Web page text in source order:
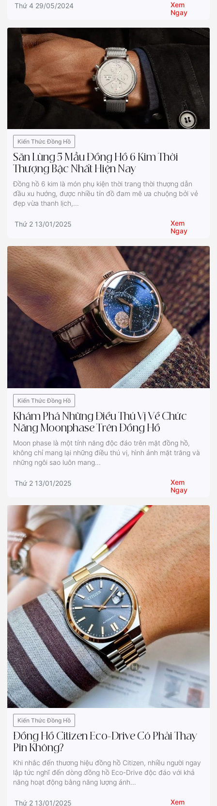
Thứ 4 29/05/2024
Xem
Ngay
Kiến Thức Đồng Hồ
Săn Lùng 5 Mẫu Đồng Hồ 6 Kim Thời
Thượng Bậc Nhất Hiện Nay
Đồng hồ 6 kim là món phụ kiện thời trang thời thượng dẫn
đầu xu hướng, được nhiều tín đồ đam mê ưa chuộng bởi vẻ
đẹp vừa thanh lịch,...
Thứ 2 13/01/2025
Xem
Ngay
Kiến Thức Đồng Hồ
Khám Phá Những Điều Thú Vị Về Chức
Năng Moonphase Trên Đồng Hồ
Moon phase là một tính năng độc đáo trên mặt đồng hồ,
không chỉ mang lại những điều thú vị, hình ảnh mặt trăng và
những ngôi sao luôn mang...
Thứ 2 13/01/2025
Xem
Ngay
Kiến Thức Đồng Hồ
Đồng Hồ Citizen Eco-Drive Có Phải Thay
Pin Không?
Khi nhắc đến thương hiệu đồng hồ Citizen, nhiều người ngay
lập tức nghĩ đến dòng đồng hồ Eco-Drive độc đáo với khả
năng hoạt động bằng năng lượng ánh...
Thứ 2 13/01/2025
Xem